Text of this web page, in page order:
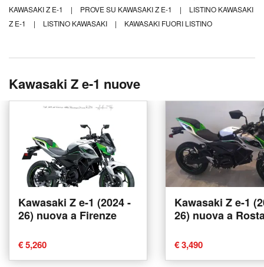
KAWASAKI Z E-1
| PROVE SU KAWASAKI Z E-1 |
LISTINO KAWASAKI
Z E-1
| LISTINO KAWASAKI | KAWASAKI FUORI LISTINO
Kawasaki Z e-1 nuove
Kawasaki Z e-1 (2024 -
26) nuova a Firenze
€ 5,260
Kawasaki Z e-1
26) nuova a
€ 3,490